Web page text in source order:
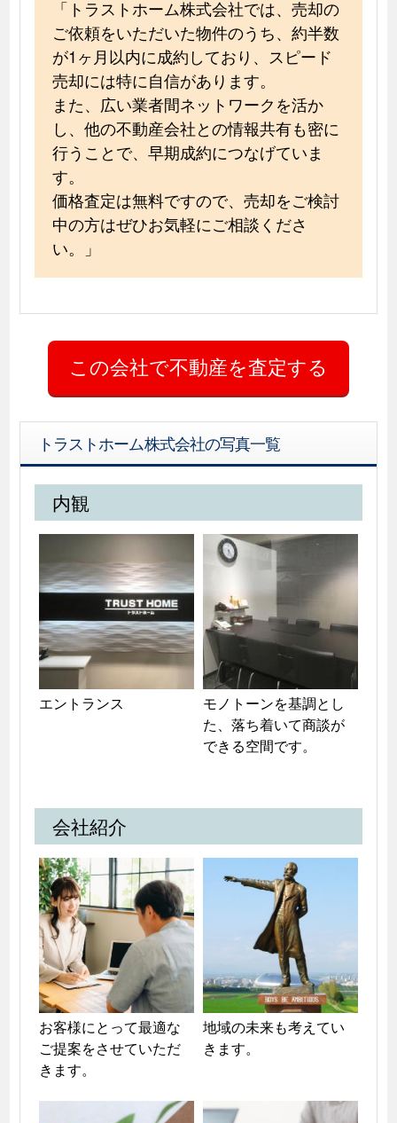
「トラストホーム株式会社では、売却の
ご依頼をいただいた物件のうち、約半数
が1ヶ月以内に成約しており、スピード
売却には特に自信があります。
また、広い業者間ネットワークを活か
し、他の不動産会社との情報共有も密に
行うことで、早期成約につなげていま
す。
価格査定は無料ですので、売却をご検討
中の方はぜひお気軽にご相談くださ
い。」
トラストホーム株式会社の写真一覧
内観
エントランス
モノトーンを基調とし
た、落ち着いて商談が
できる空間です。
会社紹介
お客様にとって最適な
ご提案をさせていただ
きます。
地域の未来も考えてい
きます。